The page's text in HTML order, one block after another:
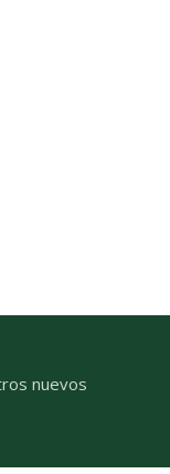
nuevos